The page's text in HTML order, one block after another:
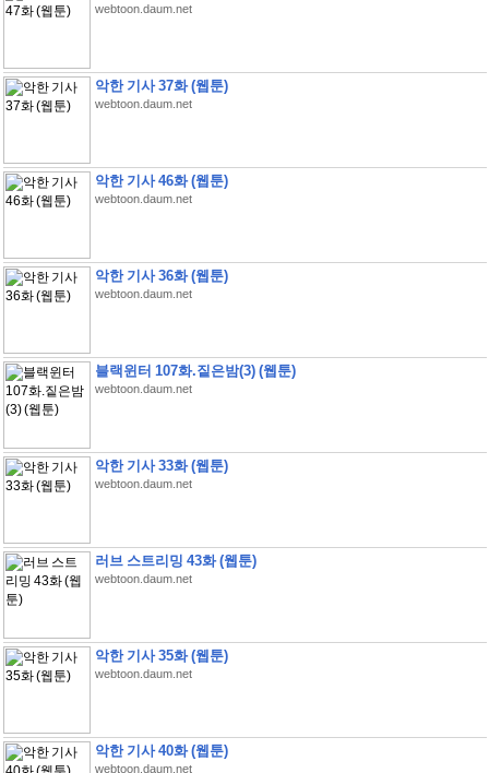
webtoon.daum.net
악한 기사 37화 (웹툰)
webtoon.daum.net
악한 기사 46화 (웹툰)
webtoon.daum.net
악한 기사 36화 (웹툰)
webtoon.daum.net
블랙윈터 107화.짙은밤(3) (웹툰)
webtoon.daum.net
악한 기사 33화 (웹툰)
webtoon.daum.net
러브 스트리밍 43화 (웹툰)
webtoon.daum.net
악한 기사 35화 (웹툰)
webtoon.daum.net
악한 기사 40화 (웹툰)
webtoon.daum.net